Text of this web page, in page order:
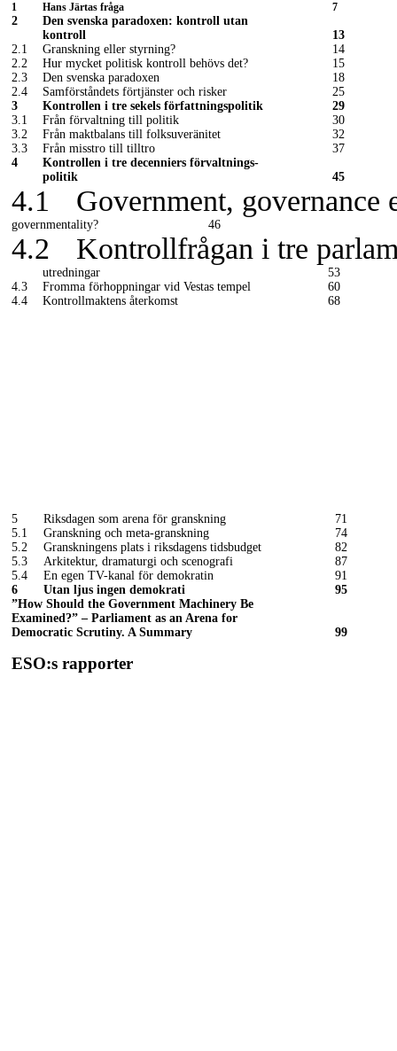
1 Hans Järtas fråga 7
2
Den svenska paradoxen: kontroll utan
kontroll
13
2.1
Granskning eller styrning?
14
2.2
Hur mycket politisk kontroll behövs det?
15
2.3
Den svenska paradoxen
18
2.4
Samförståndets förtjänster och risker
25
3
Kontrollen i tre sekels författningspolitik
29
3.1
Från förvaltning till politik
30
3.2
Från maktbalans till folksuveränitet
32
3.3
Från misstro till tilltro
37
4
Kontrollen i tre decenniers förvaltnings-
politik
45
4.1 Government, governance
governmentality? 46
4.2 Kontrollfrågan i tre
utredningar
53
4.3
Fromma förhoppningar vid Vestas tempel
60
4.4
Kontrollmaktens återkomst 68
5 Riksdagen som arena för granskning
71
5.1
Granskning och meta-granskning
74
5.2
Granskningens plats i riksdagens tidsbudget
82
5.3
Arkitektur, dramaturgi och scenografi
87
5.4
En egen TV-kanal för demokratin
91
6
Utan ljus ingen demokrati
95
”How Should the Government Machinery Be
Examined?” – Parliament as an Arena for
Democratic Scrutiny. A Summary
99
ESO:s rapporter